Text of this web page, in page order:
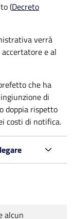
(Decreto
verrà
e al
che ha
di
doppia rispetto
costi di notifica.
alcun